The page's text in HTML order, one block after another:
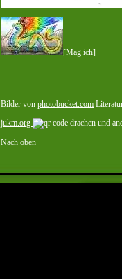
[Mag ich]
Bilder von photobucket.com
jukm.org
Nach oben